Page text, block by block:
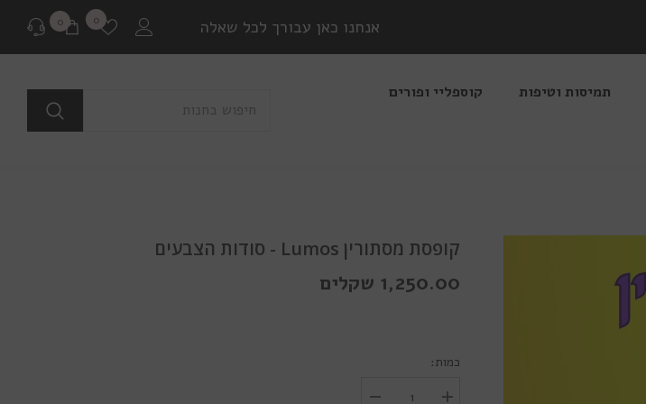
אנחנו כאן עבורך לכל שאלה 0 רשימת
משאלות
0
0
פריטים
בכל שאלה או התלבטות ניתן ליצור איתנו קשר במגוון
או לבקר בדף שאלות ותשובות שלנו
תמיסות וטיפות
קוספליי ופורים
קופסת מסתורין Lumos - סודות הצבעים
1,250.00 שקלים
כמות: